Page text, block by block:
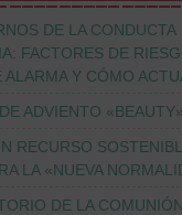
DE LA CONDUCTA
FACTORES DE
ALARMA Y CÓMO
ADVIENTO
RECURSO
LA «NUEVA
DE LA